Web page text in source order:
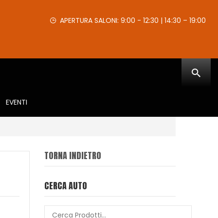
APERTURA SALONI: 9:00 - 12:30 | 14:30 – 19:00
EVENTI
TORNA INDIETRO
CERCA AUTO